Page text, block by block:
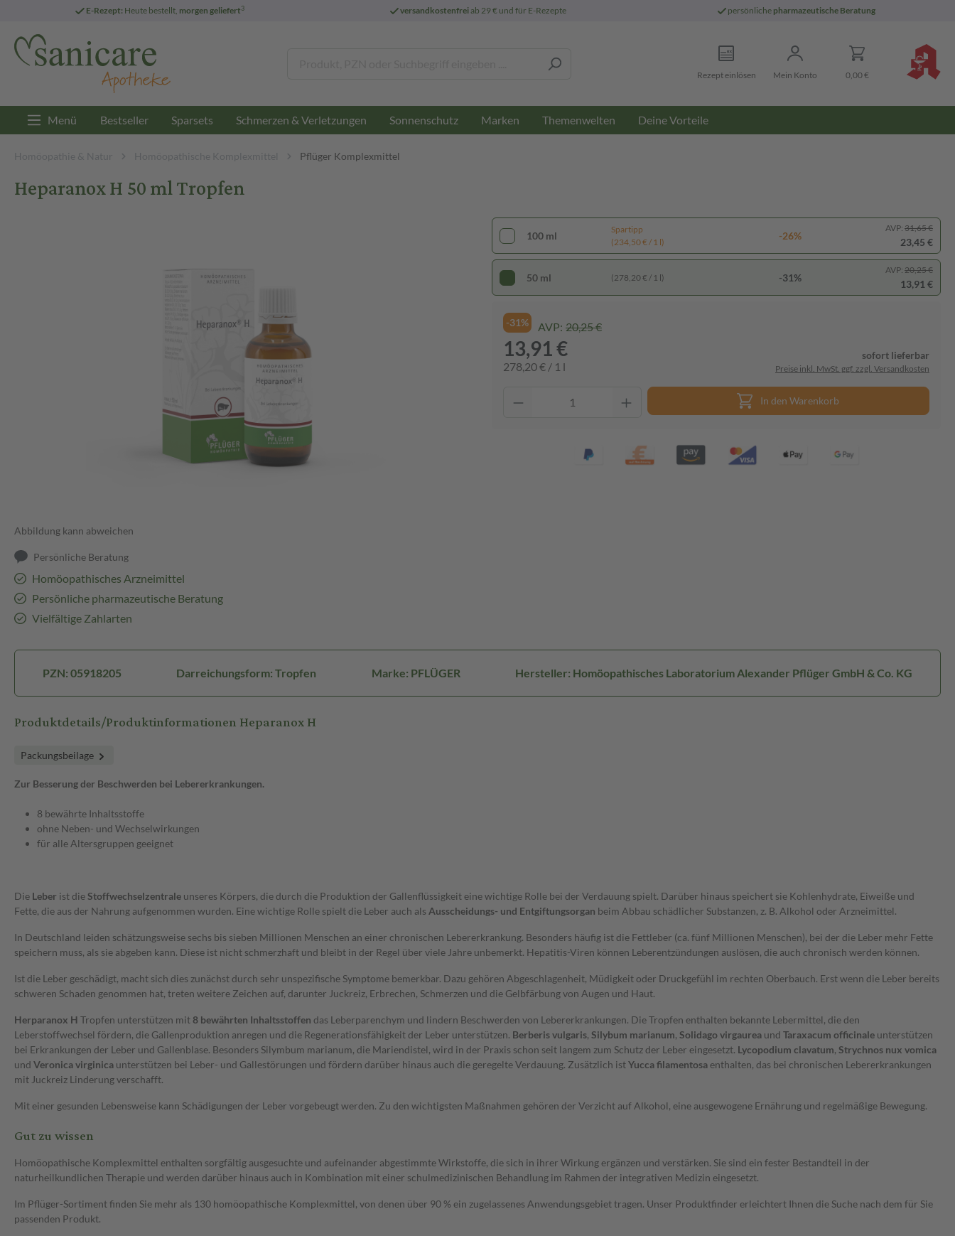
E-Rezept: Heute bestellt, morgen geliefert3 versandkostenfreiab 29 € und für E-Rezepte persönliche pharmazeutische Beratung
Rezept einlösen Mein Konto 0,00 €
Menü Bestseller Sparsets Schmerzen & Verletzungen Sonnenschutz Marken Themenwelten Deine Vorteile
Homöopathie & Natur Homöopathische Komplexmittel Pflüger Komplexmittel
Heparanox H 50 ml Tropfen
Abbildung kann abweichen
Persönliche Beratung
Homöopathisches Arzneimittel
Persönliche pharmazeutische Beratung
Vielfältige Zahlarten
100 ml
Spartipp
(234,50 € / 1 l)
-26%
AVP: 31,65 €
23,45 €
50 ml (278,20 € / 1 l) -31%
AVP: 20,25 €
13,91 €
-31% AVP: 20,25 €
13,91 €
278,20 € / 1 l
sofort lieferbar
Preise inkl. MwSt. ggf. zzgl. Versandkosten
In den Warenkorb
PZN: 05918205 Darreichungsform: Tropfen Marke: PFLÜGER Hersteller: Homöopathisches Laboratorium Alexander Pflüger GmbH & Co. KG
Produktdetails/Produktinformationen Heparanox H
Packungsbeilage
Zur Besserung der Beschwerden bei Lebererkrankungen.
8 bewährte Inhaltsstoffe
ohne Neben- und Wechselwirkungen
für alle Altersgruppen geeignet
Die Leber ist dieStoffwechselzentrale unseres Körpers, die durch die Produktion der Gallenflüssigkeit eine wichtige Rolle bei der Verdauung spielt. Darüber hinaus speichert sie Kohlenhydrate, Eiweiße und
Fette, die aus der Nahrung aufgenommen wurden. Eine wichtige Rolle spielt die Leber auch als Ausscheidungs- und Entgiftungsorgan beim Abbau schädlicher Substanzen, z. B. Alkohol oder Arzneimittel.
In Deutschland leiden schätzungsweise sechs bis sieben Millionen Menschen an einer chronischen Lebererkrankung. Besonders häufig ist die Fettleber (ca. fünf Millionen Menschen), bei der die Leber mehr Fette
speichern muss, als sie abgeben kann. Diese ist nicht schmerzhaft und bleibt in der Regel über viele Jahre unbemerkt. Hepatitis-Viren können Leberentzündungen auslösen, die auch chronisch werden können.
Ist die Leber geschädigt, macht sich dies zunächst durch sehr unspezifische Symptome bemerkbar. Dazu gehören Abgeschlagenheit, Müdigkeit oder Druckgefühl im rechten Oberbauch. Erst wenn die Leber bereits
schweren Schaden genommen hat, treten weitere Zeichen auf, darunter Juckreiz, Erbrechen, Schmerzen und die Gelbfärbung von Augen und Haut.
Herparanox H Tropfen unterstützen mit 8 bewährten Inhaltsstoffen das Leberparenchym und lindern Beschwerden von Lebererkrankungen. Die Tropfen enthalten bekannte Lebermittel, die den
Leberstoffwechsel fördern, die Gallenproduktion anregen und die Regenerationsfähigkeit der Leber unterstützen. Berberis vulgaris, Silybum marianum, Solidago virgaurea und Taraxacum officinale unterstützen
bei Erkrankungen der Leber und Gallenblase. Besonders Silymbum marianum, die Mariendistel, wird in der Praxis schon seit langem zum Schutz der Leber eingesetzt. Lycopodium clavatum, Strychnos nux vomica
und Veronica virginica unterstützen bei Leber- und Gallestörungen und fördern darüber hinaus auch die geregelte Verdauung. Zusätzlich istYucca filamentosaenthalten, das bei chronischen Lebererkrankungen
mit Juckreiz Linderung verschafft.
Mit einer gesunden Lebensweise kann Schädigungen der Leber vorgebeugt werden. Zu den wichtigsten Maßnahmen gehören der Verzicht auf Alkohol, eine ausgewogene Ernährung und regelmäßige Bewegung.
Gut zu wissen
Homöopathische Komplexmittel enthalten sorgfältig ausgesuchte und aufeinander abgestimmte Wirkstoffe, die sich in ihrer Wirkung ergänzen und verstärken. Sie sind ein fester Bestandteil in der
naturheilkundlichen Therapie und werden darüber hinaus auch in Kombination mit einer schulmedizinischen Behandlung im Rahmen der integrativen Medizin eingesetzt.
Im Pflüger-Sortiment finden Sie mehr als 130 homöopathische Komplexmittel, von denen über 90 % ein zugelassenes Anwendungsgebiet tragen. Unser Produktfinder erleichtert Ihnen die Suche nach dem für Sie
passenden Produkt.